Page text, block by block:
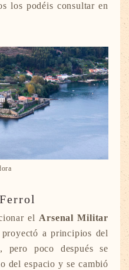
los podéis consultar en
el Arsenal Militar
a principios del
pero poco después se
del espacio y se cambió